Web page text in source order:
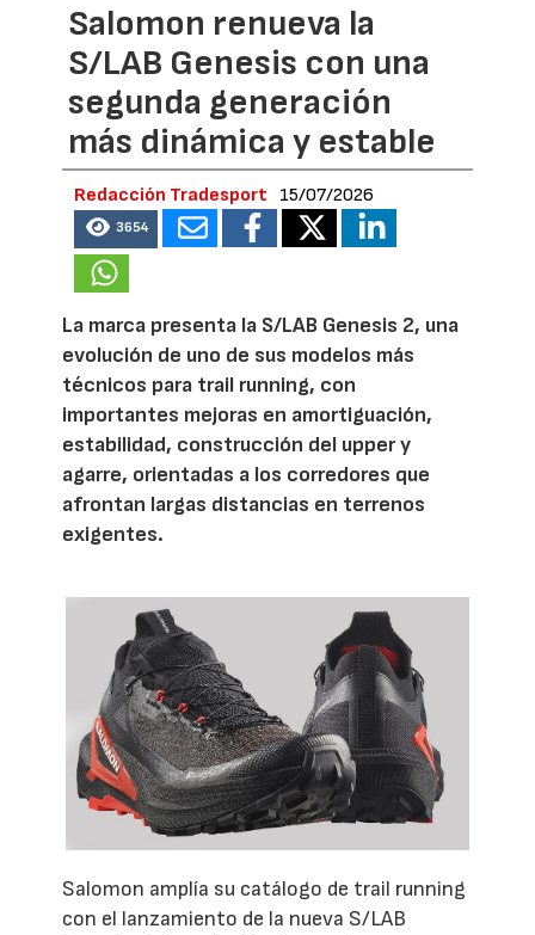
Salomon renueva la
S/LAB Genesis con una
segunda generación
más dinámica y estable
Redacción Tradesport 15/07/2026
3654
La marca presenta la S/LAB Genesis 2, una
evolución de uno de sus modelos más
técnicos para trail running, con
importantes mejoras en amortiguación,
estabilidad, construcción del upper y
agarre, orientadas a los corredores que
afrontan largas distancias en terrenos
exigentes.
Salomon amplía su catálogo de trail running
con el lanzamiento de la nueva S/LAB